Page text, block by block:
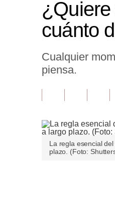
cuánto
Cualquier
piensa.
La regla esencial
plazo. (Foto: